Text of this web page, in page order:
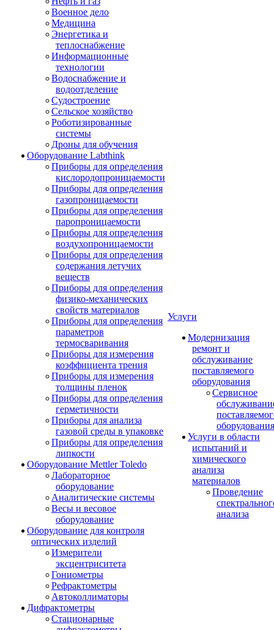
Военное дело
Медицина
Энергетика и
теплоснабжение
Информационные
технологии
Водоснабжение и
водоотделение
Судостроение
Сельское хозяйство
Роботизированные
системы
Дроны для обучения
Оборудование Labthink
Приборы для определения
кислородопроницаемости
Приборы для определения
газопроницаемости
Приборы для определения
паропроницаемости
Приборы для определения
воздухопроницаемости
Приборы для определения
содержания летучих
веществ
Приборы для определения
физико-механических
свойств материалов
Приборы для определения
параметров
термосваривания
Приборы для измерения
коэффициента трения
Приборы для измерения
толщины пленок
Приборы для определения
герметичности
Приборы для анализа
газовой среды в упаковке
Приборы для определения
липкости
Оборудование Mettler Toledo
Лабораторное
оборудование
Аналитические системы
Весы и весовое
оборудование
Оборудование для контроля
оптических изделий
Измерители
эксцентриситета
Гониометры
Рефрактометры
Автоколлиматоры
Дифрактометры
Стационарные
Услуги
Модернизация
ремонт и
обслуживание
поставляемого
оборудования
Сервисное
оборудования
Услуги в области
испытаний и
химического
анализа
материалов
Проведение
анализа